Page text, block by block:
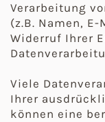
Verarbeitung
(z.B. Namen,
Widerruf Ihrer
Viele
Ihrer
können eine